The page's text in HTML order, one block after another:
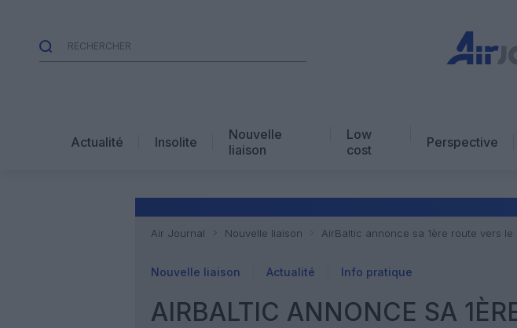
Actualité Insolite
Nouvelle
liaison
Low
cost
Perspective
Air Journal Nouvelle liaison AirBaltic annonce sa 1ère route vers le
Nouvelle liaison Actualité Info pratique
AIRBALTIC ANNONCE SA